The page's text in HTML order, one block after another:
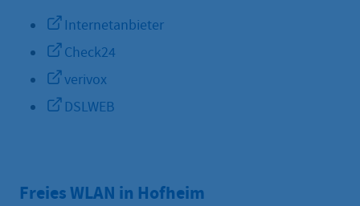
Internetanbieter
Check24
verivox
DSLWEB
Freies WLAN in Hofheim